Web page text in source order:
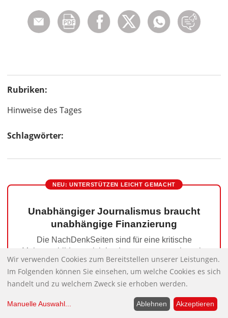
Rubriken:
Hinweise des Tages
Schlagwörter:
NEU: UNTERSTÜTZEN LEICHT GEMACHT
Unabhängiger Journalismus braucht
unabhängige Finanzierung
Die NachDenkSeiten sind für eine kritische
Meinungsbildung wichtig, das sagen uns sehr, sehr
viele – aber sie kosten auch Geld. Deshalb bitten
wir Sie, liebe Leser, um Ihre Unterstützung.
Herzlichen Dank!
Jetzt unterstützen
Wir verwenden Cookies zum Bereitstellen unserer Leistungen.
Im Folgenden können Sie einsehen, um welche Cookies es sich
handelt und zu welchem Zweck sie erhoben werden.
Manuelle Auswahl... Ablehnen Akzeptieren